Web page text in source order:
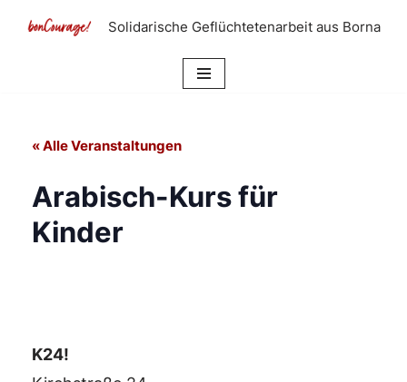
Solidarische Geflüchtetenarbeit aus Borna
« Alle Veranstaltungen
Arabisch-Kurs für
Kinder
K24!